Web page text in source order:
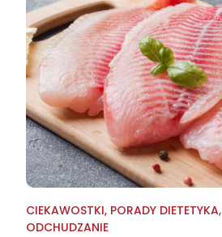
CIEKAWOSTKI, PORADY DIETETYKA,
ODCHUDZANIE